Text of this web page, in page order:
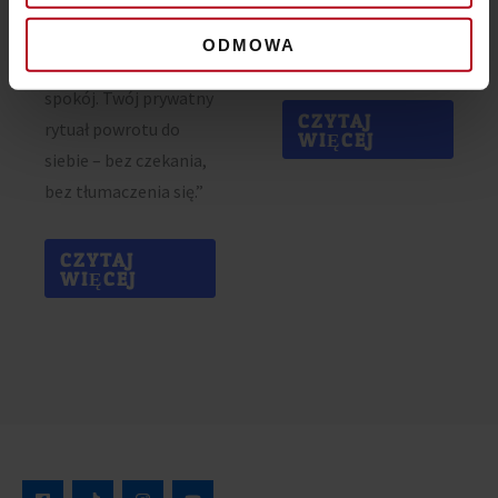
ODMOWA
list terapeutyczny –
poczuć ulgę i odzyskać
spokój. Twój prywatny
rytuał powrotu do
siebie – bez czekania,
bez tłumaczenia się.”
CZYTAJ
WIĘCEJ
emocjonujące, więc
przygotuj dużo
chusteczek!
CZYTAJ
WIĘCEJ